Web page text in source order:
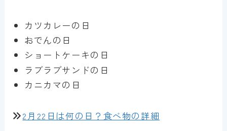
カツカレーの日
おでんの日
ショートケーキの日
ラブラブサンドの日
カニカマの日
2月22日は何の日？食べ物の詳細